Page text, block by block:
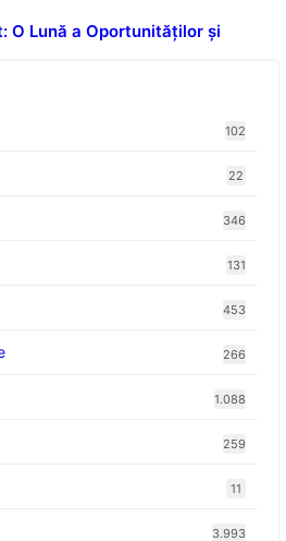
O Lună a Oportunităților și
102
22
346
131
453
266
1.088
259
11
3.993